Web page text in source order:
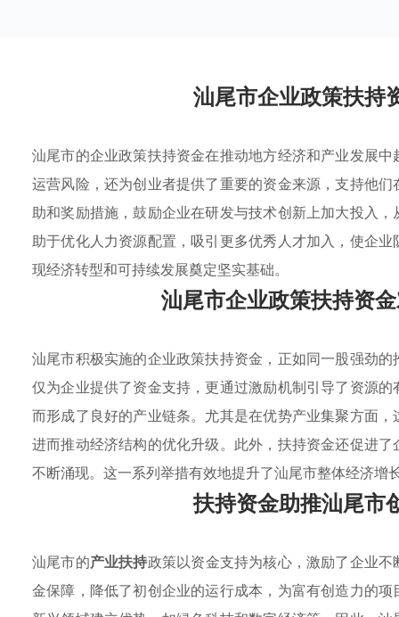
汕尾市企业政策扶持
汕尾市的企业政策扶持资金在推动地方经济和产业发展
运营风险，还为创业者提供了重要的资金来源，支持他
助和奖励措施，鼓励企业在研发与技术创新上加大投入
助于优化人力资源配置，吸引更多优秀人才加入，使企
现经济转型和可持续发展奠定坚实基础。
汕尾市企业政策扶持资
汕尾市积极实施的企业政策扶持资金，正如同一股强劲
仅为企业提供了资金支持，更通过激励机制引导了资源
而形成了良好的产业链条。尤其是在优势产业集聚方面
进而推动经济结构的优化升级。此外，扶持资金还促进
不断涌现。这一系列举措有效地提升了汕尾市整体经济增
扶持资金助推汕尾市
汕尾市的产业扶持政策以资金支持为核心，激励了企业
金保障，降低了初创企业的运行成本，为富有创造力的